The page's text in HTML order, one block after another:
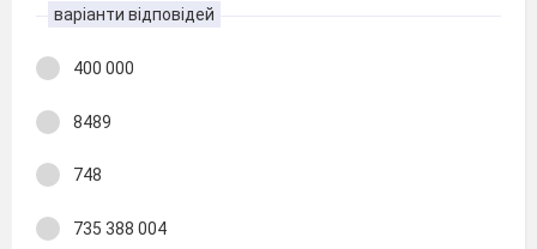
варіанти відповідей
400 000
8489
748
735 388 004